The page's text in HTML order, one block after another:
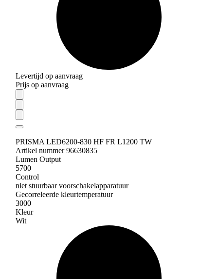
Levertijd op aanvraag
Prijs op aanvraag
PRISMA LED6200-830 HF FR L1200 TW
Artikel nummer 96630835
Lumen Output
5700
Control
niet stuurbaar voorschakelapparatuur
Gecorreleerde kleurtemperatuur
3000
Kleur
Wit